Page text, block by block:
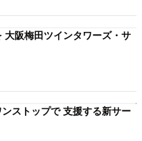
大阪梅田ツインタワーズ・サ
ストップで 支援する新サー